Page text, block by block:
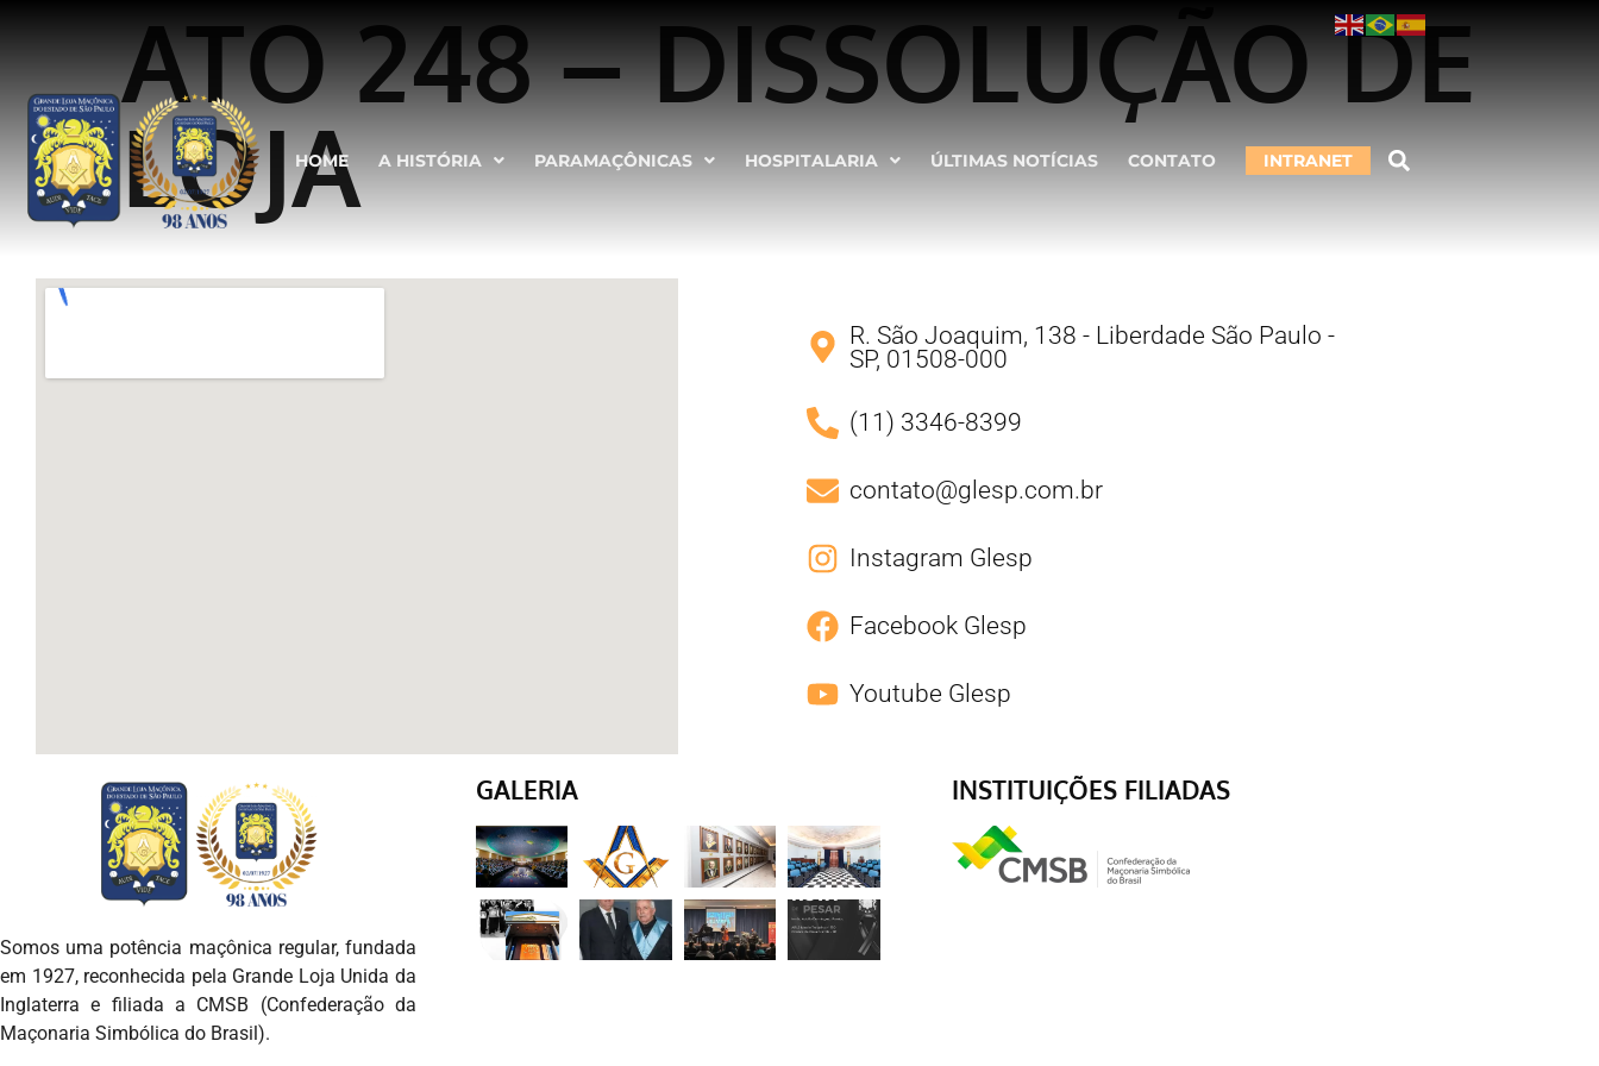
HOME A HISTÓRIA PARAMAÇÔNICAS HOSPITALARIA ÚLTIMAS NOTÍCIAS CONTATO INTRANET
ATO 248 – DISSOLUÇÃO DE
LOJA
R. São Joaquim, 138 - Liberdade São Paulo -
SP, 01508-000
(11) 3346-8399
contato@glesp.com.br
Instagram Glesp
Facebook Glesp
Youtube Glesp
Somos uma potência maçônica regular, fundada
em 1927, reconhecida pela Grande Loja Unida da
Inglaterra e filiada a CMSB (Confederação da
Maçonaria Simbólica do Brasil).
GALERIA INSTITUIÇÕES FILIADAS